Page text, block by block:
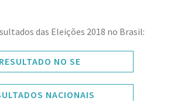
das Eleições 2018 no Brasil:
RESULTADO NO SE
NACIONAIS